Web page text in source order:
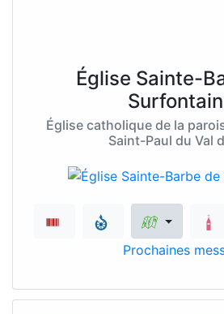
Église Sainte-
Église catholique de la
Saint-Paul du Val
Prochaines